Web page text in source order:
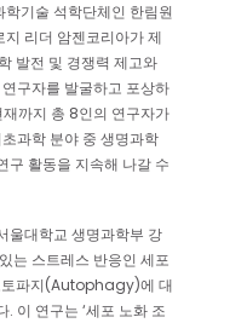
기술 석학단체인 한림원
리더 암젠코리아가 제
발전 및 경쟁력 제고와
구자를 발굴하고 포상하
까지 총 8인의 연구자가
과학 분야 중 생명과학
구 활동을 지속해 나갈 수
울대학교 생명과학부 강
는 스트레스 반응인 세포
파지(Autophagy)에 대
이 연구는 ‘세포 노화 조